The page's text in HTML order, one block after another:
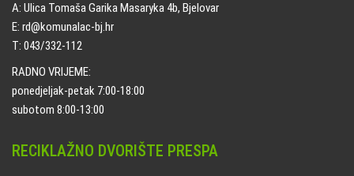
A: Ulica Tomaša Garika Masaryka 4b, Bjelovar
E: rd@komunalac-bj.hr
T: 043/332-112
RADNO VRIJEME:
ponedjeljak-petak 7:00-18:00
subotom 8:00-13:00
RECIKLAŽNO DVORIŠTE PRESPA